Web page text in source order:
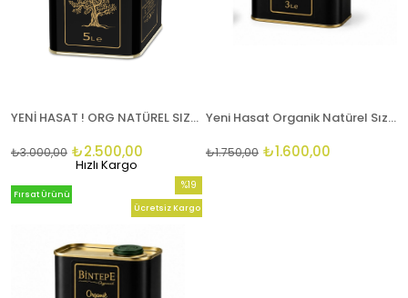
YENİ HASAT ! ORG NATÜREL SIZMA ZEYTİNYAĞI 5 LT
₺2.500,00
₺3.000,00
Hızlı Kargo
Yeni Hasat Organik Natürel Sızma Zeytinyağı 3 lt
₺1.600,00
₺1.750,00
%19
İndirim
%19İndirim
Ücretsiz Kargo
Fırsat Ürünü